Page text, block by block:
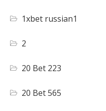
1xbet russian1
2
20 Bet 223
20 Bet 565